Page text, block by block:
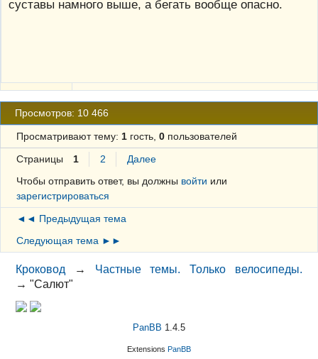
суставы намного выше, а бегать вообще опасно.
Просмотров: 10 466
Просматривают тему: 1гость, 0пользователей
Страницы 1 2
Далее
Чтобы отправить ответ, вы должны войти или
зарегистрироваться
◄◄ Предыдущая тема
Следующая тема ►►
Кроковод → Частные темы. Только велосипеды.
→"Салют"
PanBB 1.4.5
Extensions PanBB